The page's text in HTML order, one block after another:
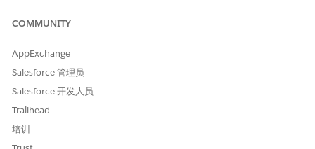
安全技术债务工作的优先级，降低整体运营和合规风险。
安全风险（如果未配置）
缺少数据见解的定性风险评级，风险优先级不一致，以及检测和关
注高风险错误配置或访问模式的能力降低。
威胁场景
COMMUNITY
AppExchange
Salesforce 管理员
Salesforce 开发人员
Trailhead
培训